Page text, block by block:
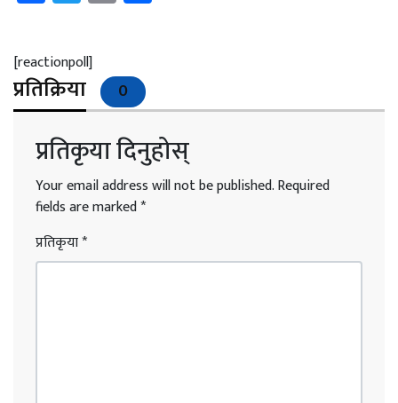
[reactionpoll]
प्रतिक्रिया 0
प्रतिकृया दिनुहोस्
Your email address will not be published.Required
fields are marked*
प्रतिकृया*